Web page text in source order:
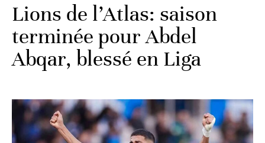
Lions de l’Atlas: saison
terminée pour Abdel
Abqar, blessé en Liga